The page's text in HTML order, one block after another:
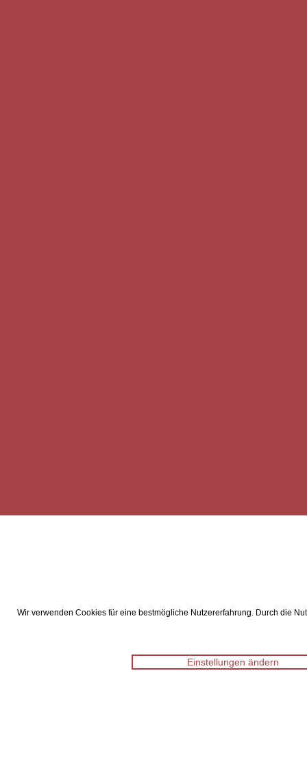
Wir verwenden Cookies für eine bestmögliche Nutzererfahrung. Durch die
Einstellungen ändern